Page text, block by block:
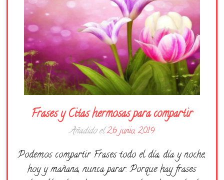
Frases
Feliz Cumpleaños
Festividad
Frases y Citas hermosas para compartir
Añadido el26 junio, 2019
Podemos compartir Frases todo el día, día y noche,
hoy y mañana, nunca parar. Porque hay frases